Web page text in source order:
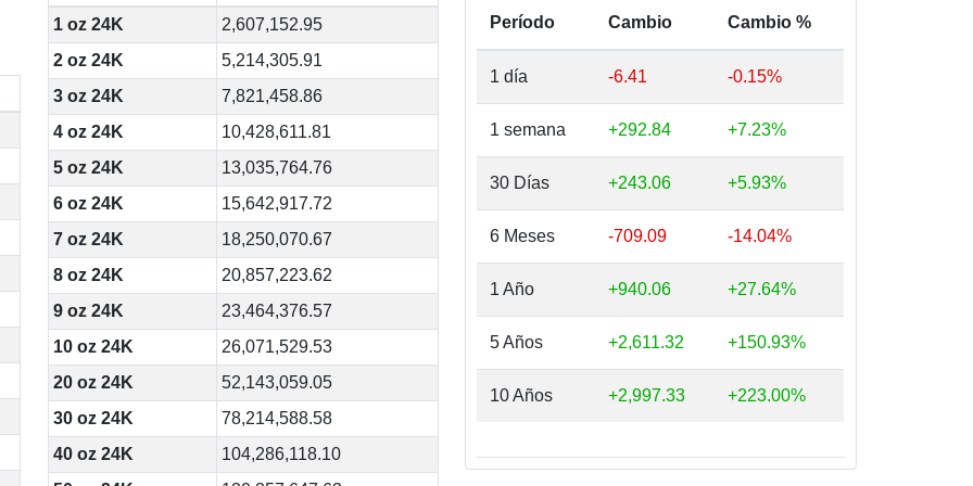
1 oz 24K
2,607,152.95
2 oz 24K
5,214,305.91
3 oz 24K
7,821,458.86
4 oz 24K
10,428,611.81
5 oz 24K
13,035,764.76
6 oz 24K
15,642,917.72
7 oz 24K
18,250,070.67
8 oz 24K
20,857,223.62
9 oz 24K
23,464,376.57
10 oz 24K
26,071,529.53
20 oz 24K
52,143,059.05
30 oz 24K
78,214,588.58
40 oz 24K
104,286,118.10
Período Cambio Cambio %
1 día -6.41 -0.15%
1 semana +292.84 +7.23%
30 Días +243.06 +5.93%
6 Meses -709.09 -14.04%
1 Año +940.06 +27.64%
5 Años +2,611.32 +150.93%
10 Años +2,997.33 +223.00%